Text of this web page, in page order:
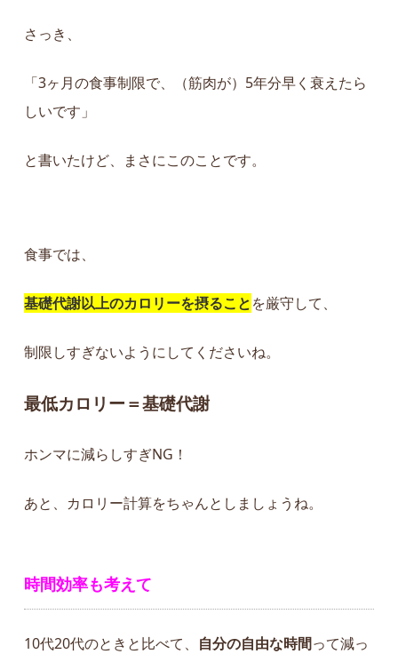
さっき、
「3ヶ月の食事制限で、（筋肉が）5年分早く衰えたら
しいです」
と書いたけど、まさにこのことです。
食事では、
基礎代謝以上のカロリーを摂ることを厳守して、
制限しすぎないようにしてくださいね。
最低カロリー＝基礎代謝
ホンマに減らしすぎNG！
あと、カロリー計算をちゃんとしましょうね。
時間効率も考えて
10代20代のときと比べて、 自分の自由な時間って減っ